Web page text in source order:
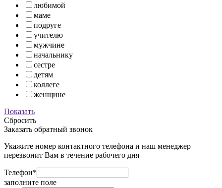
любимой
маме
подруге
учителю
мужчине
начальнику
сестре
детям
коллеге
женщине
Показать
Сбросить
Заказать обратный звонок
Укажите номер контактного телефона и наш менеджер
перезвонит Вам в течение рабочего дня
Телефон*
заполните поле